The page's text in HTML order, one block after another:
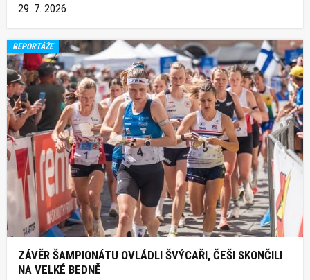
29. 7. 2026
REPORTÁŽE
ZÁVĚR ŠAMPIONÁTU OVLÁDLI ŠVÝCAŘI, ČEŠI SKONČILI
NA VELKÉ BEDNĚ